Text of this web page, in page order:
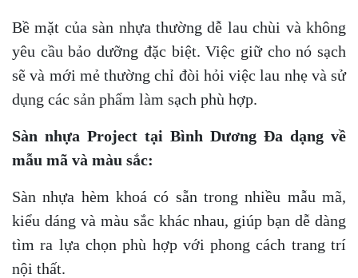
Bề mặt của sàn nhựa thường dễ lau chùi và không
yêu cầu bảo dưỡng đặc biệt. Việc giữ cho nó sạch
sẽ và mới mẻ thường chỉ đòi hỏi việc lau nhẹ và sử
dụng các sản phẩm làm sạch phù hợp.
Sàn nhựa Project tại Bình Dương Đa dạng về
mẫu mã và màu sắc:
Sàn nhựa hèm khoá có sẵn trong nhiều mẫu mã,
kiểu dáng và màu sắc khác nhau, giúp bạn dễ dàng
tìm ra lựa chọn phù hợp với phong cách trang trí
nội thất.